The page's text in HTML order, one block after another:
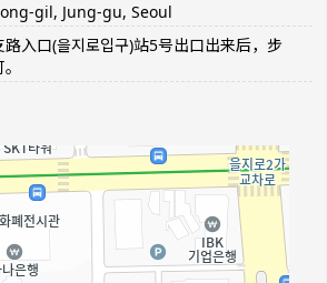
gil, Jung-gu, Seoul
入口(을지로입구)站5号出口出来后，步